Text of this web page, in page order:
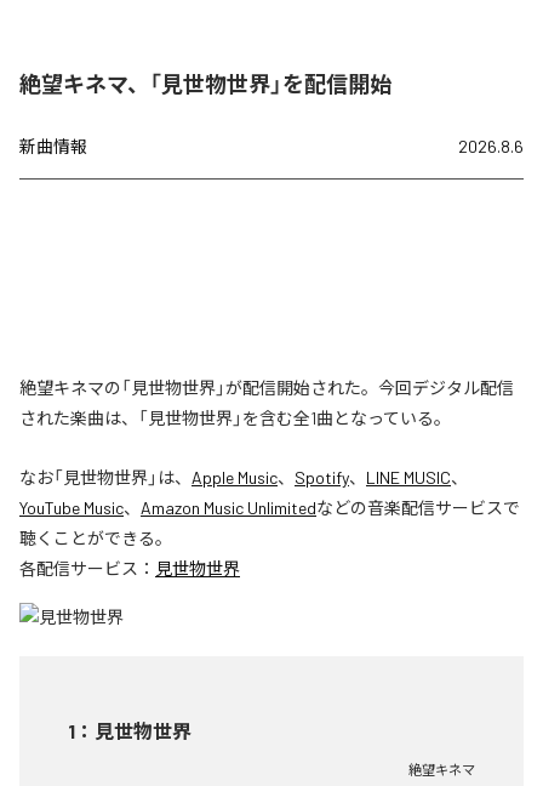
絶望キネマ、「見世物世界」を配信開始
新曲情報 2026.8.6
絶望キネマの「見世物世界」が配信開始された。今回デジタル配信
された楽曲は、「見世物世界」を含む全1曲となっている。
なお「見世物世界」は、 Apple Music、 Spotify、 LINE MUSIC、
YouTube Music、 Amazon Music Unlimitedなどの音楽配信サービスで
聴くことができる。
各配信サービス： 見世物世界
1 ： 見世物世界
絶望キネマ